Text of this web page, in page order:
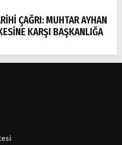
ÇAĞRI: MUHTAR AYHAN
KARŞI BAŞKANLIĞA